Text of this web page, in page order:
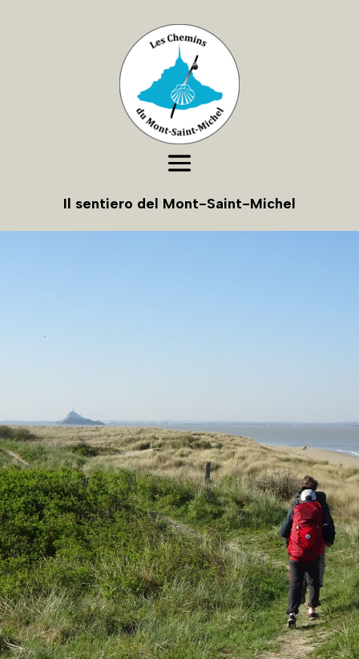
Il sentiero del Mont-Saint-Michel